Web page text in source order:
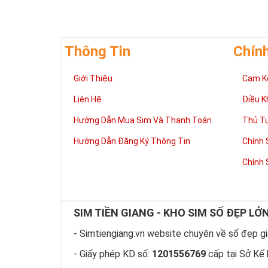
Giúp chủ nhân
Những người
mệnh tốt, dễ
Tiền tài và
thuận lợi hơn
tiến hơn
Thể hiện “Đẳng
Sim tứ quý 2
hữu dòng sim
này, bởi vậy
Thông Tin
Giới Thiệu
Liên Hệ
Hướng Dẫn Mua Sim Và Thanh Toán
Hướng Dẫn Đăng Ký Thông Tin
Cam
Điều
Thủ
Chính
Chính
SIM TIỀN GIANG - KHO SIM SỐ ĐẸP
- Simtiengiang.vn website chuyên về số đẹp
- Giấy phép KD số: 1201556769 cấp tại Sở Kế